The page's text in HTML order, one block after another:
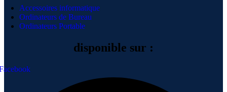
Accessoires informatique
Ordinateurs de Bureau
Ordinateurs Portable
disponible sur :